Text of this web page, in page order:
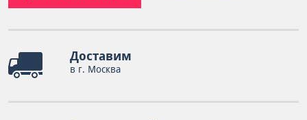
Доставим
в г. Москва